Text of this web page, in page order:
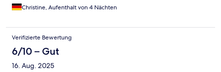
Christine, Aufenthalt von 4 Nächten
Verifizierte Bewertung
6/10 – Gut
16. Aug. 2025